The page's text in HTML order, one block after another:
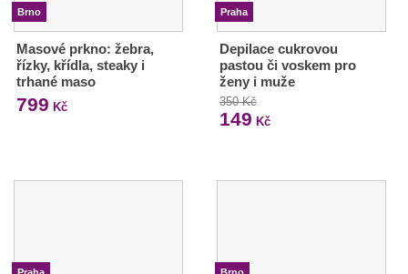
Brno
Masové prkno: žebra,
řízky, křídla, steaky i
trhané maso
799 Kč
Praha
Depilace cukrovou
pastou či voskem pro
ženy i muže
350 Kč
149 Kč